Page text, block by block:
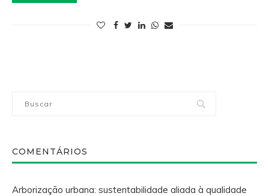
COMENTÁRIOS
Arborização urbana: sustentabilidade aliada à qualidade